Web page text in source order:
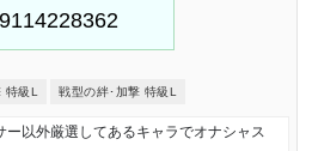
特級L 戦型の絆･加撃 特級L
ー以外厳選してあるキャラでオナシャス